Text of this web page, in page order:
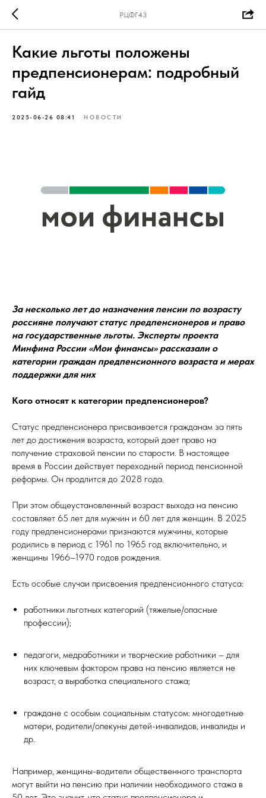
РЦФГ43
Какие льготы положены
предпенсионерам: подробный
гайд
2025-06-26 08:41 НОВОСТИ
За несколько лет до назначения пенсии по возрасту
россияне получают статус предпенсионеров и право
на государственные льготы. Эксперты проекта
Минфина России «Мои финансы» рассказали о
категории граждан предпенсионного возраста и мерах
поддержки для них
Кого относят к категории предпенсионеров?
Статус предпенсионера присваивается гражданам за пять
лет до достижения возраста, который дает право на
получение страховой пенсии по старости. В настоящее
время в России действует переходный период пенсионной
реформы. Он продлится до 2028 года.
При этом общеустановленный возраст выхода на пенсию
составляет 65 лет для мужчин и 60 лет для женщин. В 2025
году предпенсионерами признаются мужчины, которые
родились в период с 1961 по 1965 год включительно, и
женщины 1966–1970 годов рождения.
Есть особые случаи присвоения предпенсионного статуса:
работники льготных категорий (тяжелые/опасные
профессии);
педагоги, медработники и творческие работники – для
них ключевым фактором права на пенсию является не
возраст, а выработка специального стажа;
граждане с особым социальным статусом: многодетные
матери, родители/опекуны детей-инвалидов, инвалиды и
др.
Например, женщины-водители общественного транспорта
могут выйти на пенсию при наличии необходимого стажа в